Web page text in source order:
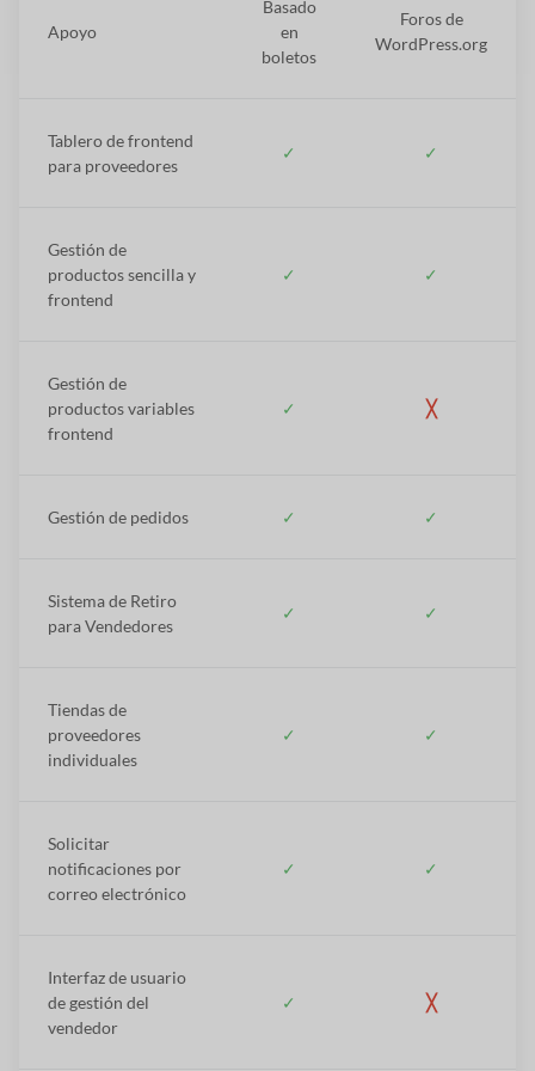
Apoyo
Basado
en
boletos
Foros de
WordPress.org
Tablero de frontend
para proveedores
✓ ✓
Gestión de
productos sencilla y
frontend
✓ ✓
Gestión de
productos variables
frontend
✓ ╳
Gestión de pedidos ✓ ✓
Sistema de Retiro
para Vendedores
✓ ✓
Tiendas de
proveedores
individuales
✓ ✓
Solicitar
notificaciones por
correo electrónico
✓ ✓
Interfaz de usuario
de gestión del
vendedor
✓ ╳